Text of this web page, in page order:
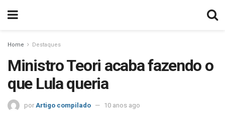
Home Destaques
Ministro Teori acaba fazendo o
que Lula queria
por Artigo compilado 10 anos ago